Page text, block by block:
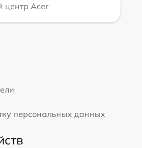
центр Acer
персональных данных